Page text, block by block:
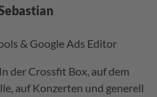
& Google Ads Editor
In der Crossfit Box, auf dem
auf Konzerten und generell